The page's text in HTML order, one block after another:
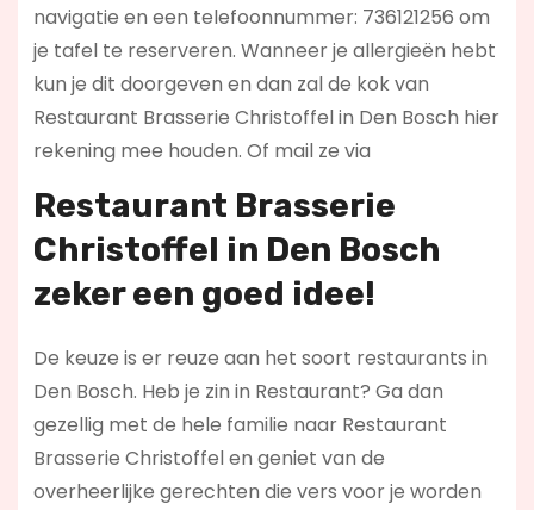
navigatie en een telefoonnummer: 736121256 om
je tafel te reserveren. Wanneer je allergieën hebt
kun je dit doorgeven en dan zal de kok van
Restaurant Brasserie Christoffel in Den Bosch hier
rekening mee houden. Of mail ze via
Restaurant Brasserie
Christoffel in Den Bosch
zeker een goed idee!
De keuze is er reuze aan het soort restaurants in
Den Bosch. Heb je zin in Restaurant? Ga dan
gezellig met de hele familie naar Restaurant
Brasserie Christoffel en geniet van de
overheerlijke gerechten die vers voor je worden